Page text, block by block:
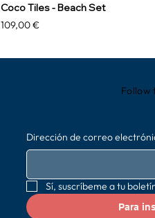
Coco Tiles - Beach Set
Precio
109,00 €
Follow
Dirección de correo
Sí, suscríbeme a tu
Para